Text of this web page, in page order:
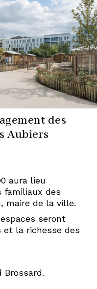
des
Aubiers
aura lieu
familiaux des
maire de la ville.
seront
la richesse des
Brossard.